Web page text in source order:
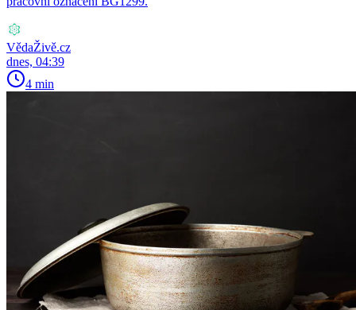
VědaŽivě.cz
dnes, 04:39
4 min